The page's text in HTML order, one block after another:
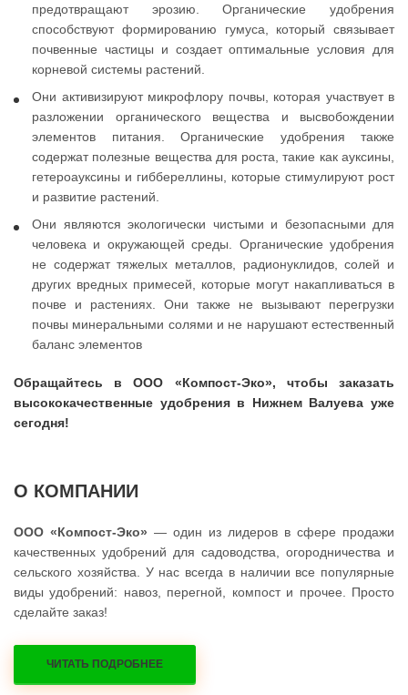
предотвращают эрозию. Органические удобрения
способствуют формированию гумуса, который связывает
почвенные частицы и создает оптимальные условия для
корневой системы растений.
Они активизируют микрофлору почвы, которая участвует в
разложении органического вещества и высвобождении
элементов питания. Органические удобрения также
содержат полезные вещества для роста, такие как ауксины,
гетероауксины и гиббереллины, которые стимулируют рост
и развитие растений.
Они являются экологически чистыми и безопасными для
человека и окружающей среды. Органические удобрения
не содержат тяжелых металлов, радионуклидов, солей и
других вредных примесей, которые могут накапливаться в
почве и растениях. Они также не вызывают перегрузки
почвы минеральными солями и не нарушают естественный
баланс элементов
Обращайтесь в ООО «Компост-Эко», чтобы заказать
высококачественные удобрения в Нижнем Валуева уже
сегодня!
О КОМПАНИИ
ООО «Компост-Эко» — один из лидеров в сфере продажи
качественных удобрений для садоводства, огородничества и
сельского хозяйства. У нас всегда в наличии все популярные
виды удобрений: навоз, перегной, компост и прочее. Просто
сделайте заказ!
ЧИТАТЬ ПОДРОБНЕЕ